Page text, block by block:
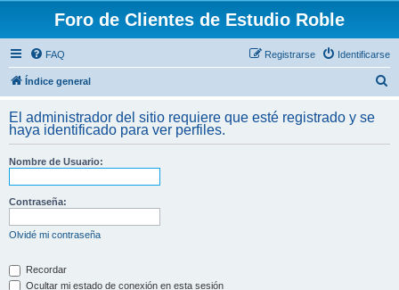
Foro de Clientes de Estudio Roble
FAQ Identificarse
Registrarse
Índice general
c
El administrador del sitio requiere que esté registrado y se
haya identificado para ver perfiles.
Nombre de Usuario:
Contraseña:
Olvidé mi contraseña
Recordar
Ocultar mi estado de conexión en esta sesión